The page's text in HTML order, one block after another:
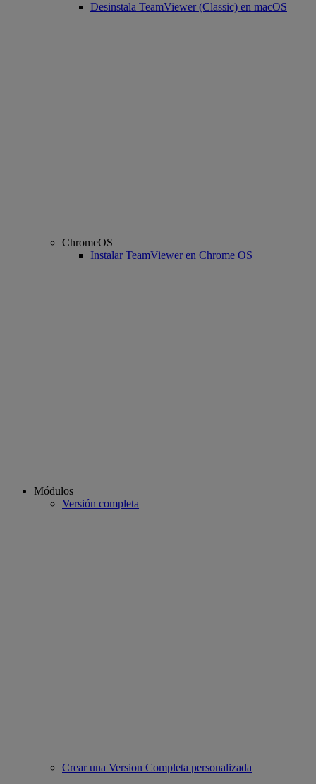
Desinstala TeamViewer (Classic) en macOS
ChromeOS
Instalar TeamViewer en Chrome OS
Módulos
Versión completa
Crear una Version Completa personalizada